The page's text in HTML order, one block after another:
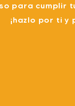
para cumplir
¡hazlo por ti y